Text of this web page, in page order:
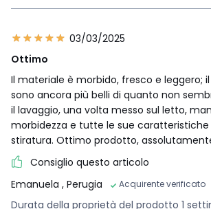
03/03/2025
Ottimo
Il materiale è morbido, fresco e leggero;
sono ancora più belli di quanto non
il lavaggio, una volta messo sul letto,
morbidezza e tutte le sue caratteristiche
stiratura. Ottimo prodotto,
Consiglio questo articolo
Emanuela , Perugia Acquirente verificato
Durata della proprietà del prodotto 1